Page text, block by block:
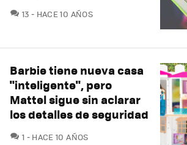
13 COMENTARIOS
HACE 10 AÑOS
Barbie tiene nueva casa
"inteligente", pero
Mattel sigue sin aclarar
los detalles de seguridad
1 COMENTARIOS
HACE 10 AÑOS